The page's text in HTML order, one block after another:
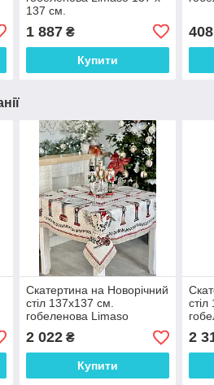
137 см.
1 887₴
Купити
408
Скатертина на Новорічний
стіл 137х137 см.
гобеленова Limaso
CASCANUECES
2 022₴
Купити
2